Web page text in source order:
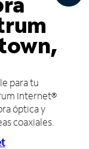
para tu
Internet®
óptica y
coaxiales.